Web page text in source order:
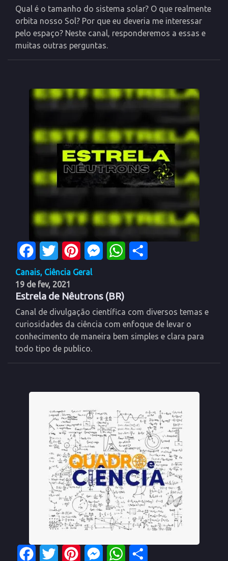
Qual é o tamanho do sistema solar? O que realmente
orbita nosso Sol? Por que eu deveria me interessar
pelo espaço? Neste canal, responderemos a essas e
muitas outras perguntas.
FacebookTwitter PinterestMessengerWhatsApp
Canais, Ciência Geral
19 de fev, 2021
Estrela de Nêutrons (BR)
Canal de divulgação científica com diversos temas e
curiosidades da ciência com enfoque de levar o
conhecimento de maneira bem simples e clara para
todo tipo de publico.
FacebookTwitter PinterestMessengerWhatsApp